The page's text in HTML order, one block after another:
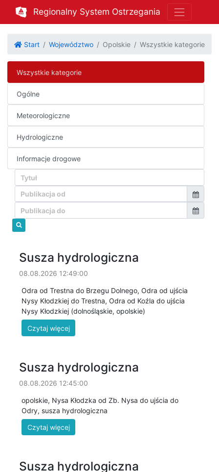
Regionalny System Ostrzegania
Start Województwo Opolskie Wszystkie kategorie
Wszystkie kategorie
Ogólne
Meteorologiczne
Hydrologiczne
Informacje drogowe
Susza hydrologiczna
08.08.2026 12:49:00
Odra od Trestna do Brzegu Dolnego, Odra od ujścia
Nysy Kłodzkiej do Trestna, Odra od Koźla do ujścia
Nysy Kłodzkiej (dolnośląskie, opolskie)
Susza hydrologiczna
08.08.2026 12:45:00
opolskie, Nysa Kłodzka od Zb. Nysa do ujścia do
Odry, susza hydrologiczna
Susza hydrologiczna